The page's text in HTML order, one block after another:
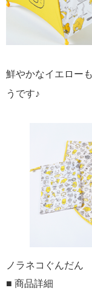
鮮やかなイエロー
うです♪
ノラネコぐんだん
■ 商品詳細